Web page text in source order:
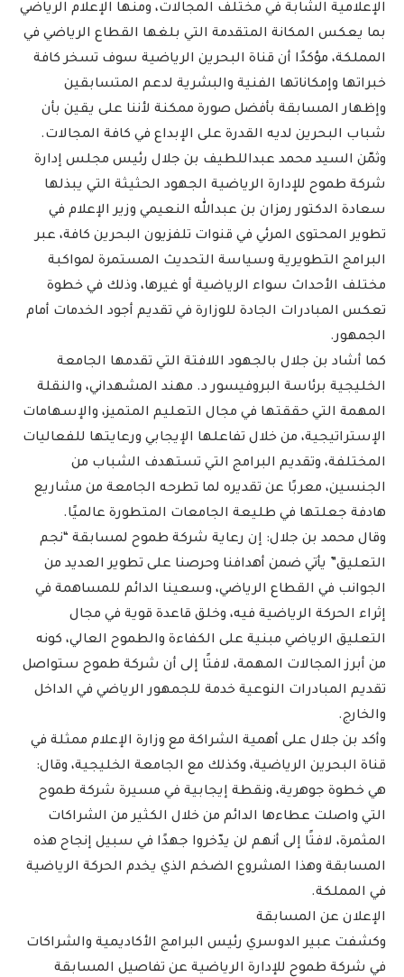
الإعلامية الشابة في مختلف المجالات، ومنها الإعلام الرياضي
بما يعكس المكانة المتقدمة التي بلغها القطاع الرياضي في
المملكة، مؤكدًا أن قناة البحرين الرياضية سوف تسخر كافة
خبراتها وإمكاناتها الفنية والبشرية لدعم المتسابقين
وإظهار المسابقة بأفضل صورة ممكنة لأننا على يقين بأن
شباب البحرين لديه القدرة على الإبداع في كافة المجالات.
وثمّن السيد محمد عبداللطيف بن جلال رئيس مجلس إدارة
شركة طموح للإدارة الرياضية الجهود الحثيثة التي يبذلها
سعادة الدكتور رمزان بن عبدالله النعيمي وزير الإعلام في
تطوير المحتوى المرئي في قنوات تلفزيون البحرين كافة، عبر
البرامج التطويرية وسياسة التحديث المستمرة لمواكبة
مختلف الأحداث سواء الرياضية أو غيرها، وذلك في خطوة
تعكس المبادرات الجادة للوزارة في تقديم أجود الخدمات أمام
الجمهور.
كما أشاد بن جلال بالجهود اللافتة التي تقدمها الجامعة
الخليجية برئاسة البروفيسور د. مهند المشهداني، والنقلة
المهمة التي حققتها في مجال التعليم المتميز، والإسهامات
الإستراتيجية، من خلال تفاعلها الإيجابي ورعايتها للفعاليات
المختلفة، وتقديم البرامج التي تستهدف الشباب من
الجنسين، معربًا عن تقديره لما تطرحه الجامعة من مشاريع
هادفة جعلتها في طليعة الجامعات المتطورة عالميًا.
وقال محمد بن جلال: إن رعاية شركة طموح لمسابقة “نجم
التعليق” يأتي ضمن أهدافنا وحرصنا على تطوير العديد من
الجوانب في القطاع الرياضي، وسعينا الدائم للمساهمة في
إثراء الحركة الرياضية فيه، وخلق قاعدة قوية في مجال
التعليق الرياضي مبنية على الكفاءة والطموح العالي، كونه
من أبرز المجالات المهمة، لافتًا إلى أن شركة طموح ستواصل
تقديم المبادرات النوعية خدمة للجمهور الرياضي في الداخل
والخارج.
وأكد بن جلال على أهمية الشراكة مع وزارة الإعلام ممثلة في
قناة البحرين الرياضية، وكذلك مع الجامعة الخليجية، وقال:
هي خطوة جوهرية، ونقطة إيجابية في مسيرة شركة طموح
التي واصلت عطاءها الدائم من خلال الكثير من الشراكات
المثمرة، لافتًا إلى أنهم لن يدّخروا جهدًا في سبيل إنجاح هذه
المسابقة وهذا المشروع الضخم الذي يخدم الحركة الرياضية
في المملكة.
الإعلان عن المسابقة
وكشفت عبير الدوسري رئيس البرامج الأكاديمية والشراكات
في شركة طموح للإدارة الرياضية عن تفاصيل المسابقة